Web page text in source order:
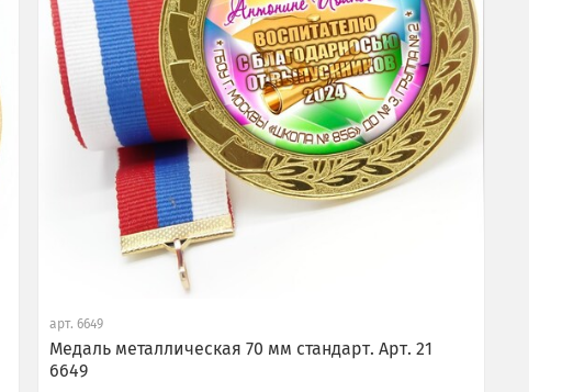
арт. 6649
Медаль металлическая 70 мм стандарт. Арт. 21
6649